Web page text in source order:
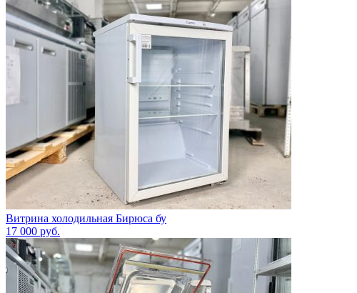
Витрина холодильная Бирюса бу
17 000 руб.